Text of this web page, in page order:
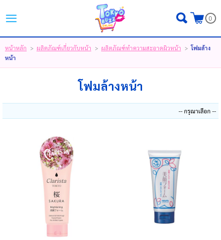
English | 日本語
LOGIN REGISTER
หน้าหลัก
โปรโมชั่น
บัญชีผู้ใช้
0
หน้าหลัก > ผลิตภัณฑ์เกี่ยวกับหน้า > ผลิตภัณฑ์ทําความสะอาดผิวหน้า > โฟมล้าง
หน้า
โฟมล้างหน้า